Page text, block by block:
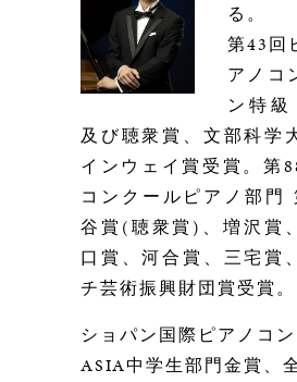
る。
第43回
アノコ
ン特級
及び聴衆賞、文部科学
インウェイ賞受賞。 第
コンクールピアノ部門
谷賞 (聴衆賞 ) 、増沢賞
口賞、河合賞、三宅賞
チ芸術振興財団賞受賞。
ショパン国際ピアノコ
ASIA中学生部門金賞、